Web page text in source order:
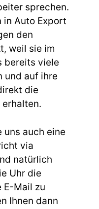
sprechen.
in Auto Export
den
weil sie im
bereits viele
und auf ihre
die
uns auch eine
via
natürlich
Uhr die
E-Mail zu
Ihnen dann